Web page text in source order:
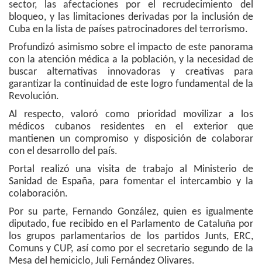
sector, las afectaciones por el recrudecimiento del
bloqueo, y las limitaciones derivadas por la inclusión de
Cuba en la lista de países patrocinadores del terrorismo.
Profundizó asimismo sobre el impacto de este panorama
con la atención médica a la población, y la necesidad de
buscar alternativas innovadoras y creativas para
garantizar la continuidad de este logro fundamental de la
Revolución.
Al respecto, valoró como prioridad movilizar a los
médicos cubanos residentes en el exterior que
mantienen un compromiso y disposición de colaborar
con el desarrollo del país.
Portal realizó una visita de trabajo al Ministerio de
Sanidad de España, para fomentar el intercambio y la
colaboración.
Por su parte, Fernando González, quien es igualmente
diputado, fue recibido en el Parlamento de Cataluña por
los grupos parlamentarios de los partidos Junts, ERC,
Comuns y CUP, así como por el secretario segundo de la
Mesa del hemiciclo, Juli Fernández Olivares.